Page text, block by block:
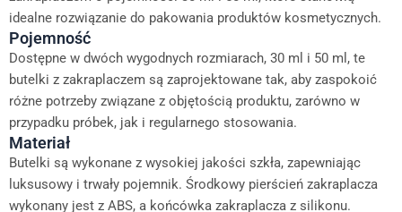
idealne rozwiązanie do pakowania produktów kosmetycznych.
Pojemność
Dostępne w dwóch wygodnych rozmiarach, 30 ml i 50 ml, te
butelki z zakraplaczem są zaprojektowane tak, aby zaspokoić
różne potrzeby związane z objętością produktu, zarówno w
przypadku próbek, jak i regularnego stosowania.
Materiał
Butelki są wykonane z wysokiej jakości szkła, zapewniając
luksusowy i trwały pojemnik. Środkowy pierścień zakraplacza
wykonany jest z ABS, a końcówka zakraplacza z silikonu.